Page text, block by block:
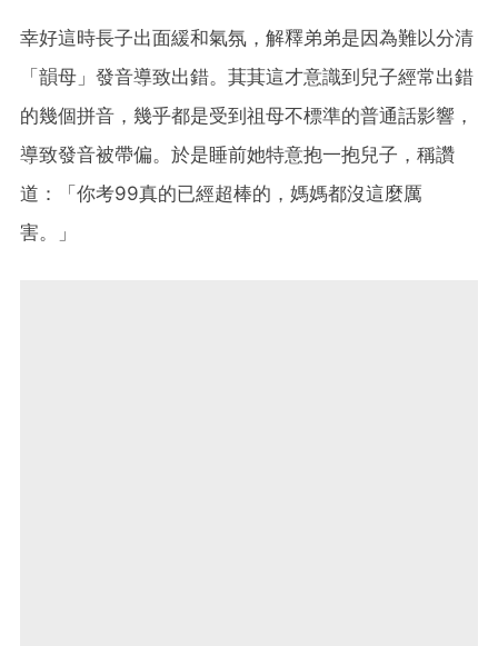
幸好這時長子出面緩和氣氛，解釋弟弟是因為難以分清
「韻母」發音導致出錯。萁萁這才意識到兒子經常出錯
的幾個拼音，幾乎都是受到祖母不標準的普通話影響，
導致發音被帶偏。於是睡前她特意抱一抱兒子，稱讚
道：「你考99真的已經超棒的，媽媽都沒這麼厲
害。」